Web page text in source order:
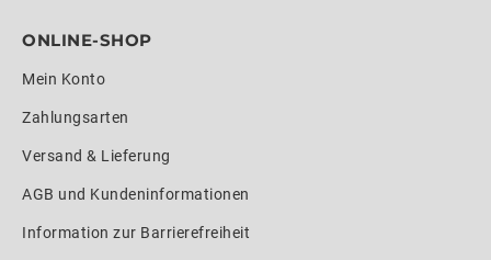
ONLINE-SHOP
Mein Konto
Zahlungsarten
Versand & Lieferung
AGB und Kundeninformationen
Information zur Barrierefreiheit